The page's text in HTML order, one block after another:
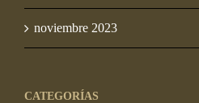
noviembre 2023
CATEGORÍAS